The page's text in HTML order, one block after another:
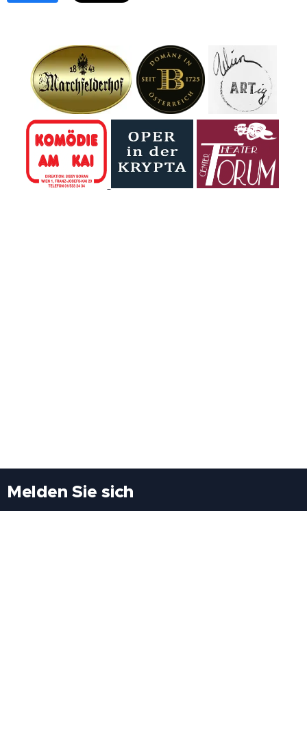
Melden Sie sich